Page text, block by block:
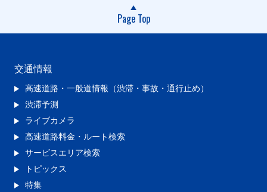
Page Top
交通情報
高速道路・一般道情報（渋滞・事故・通行止め）
渋滞予測
ライブカメラ
高速道路料金・ルート検索
サービスエリア検索
トピックス
特集